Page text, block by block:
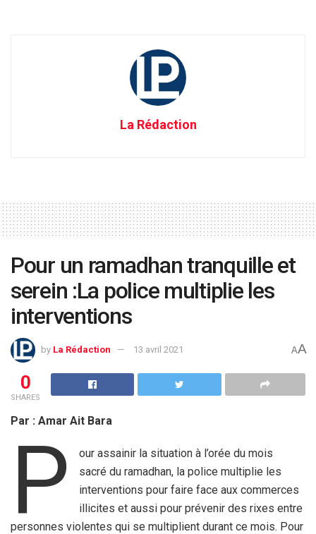
La Rédaction
Pour un ramadhan tranquille et
serein :La police multiplie les
interventions
by La Rédaction 13 avril 2021 AA
0
SHARES
Par : Amar Ait Bara
P
our assainir la situation à l’orée du mois
sacré du ramadhan, la police multiplie les
interventions pour faire face aux commerces
illicites et aussi pour prévenir des rixes entre
personnes violentes qui se multiplient durant ce mois. Pour